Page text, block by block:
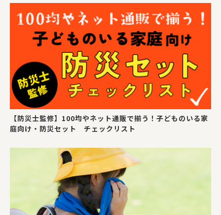
【防災士監修】100均やネット通販で揃う！子どものいる家
庭向け・防災セット チェックリスト